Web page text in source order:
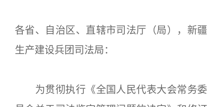
各省、自治区、直辖市司法厅（局），新疆
生产建设兵团司法局：
为贯彻执行《全国人民代表大会常务委